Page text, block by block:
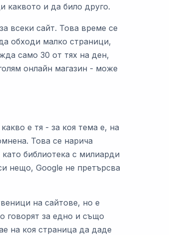
каквото и да било друго.
всеки сайт. Това време се
обходи малко страници,
само 30 от тях на ден,
онлайн магазин - може
е тя - за коя тема е, на
Това се нарича
библиотека с милиарди
нещо, Google не претърсва
на сайтове, но е
говорят за едно и също
на коя страница да даде